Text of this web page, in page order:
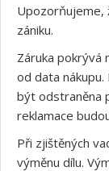
Upozorňujeme,
zániku.
Záruka pokrývá
od data
být odstraněna
reklamace
Při zjištěných
výměnu dílu.